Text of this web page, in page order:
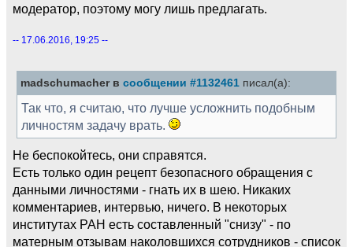
модератор, поэтому могу лишь предлагать.
-- 17.06.2016, 19:25 --
madschumacher в сообщении #1132461 писал(а):
Так что, я считаю, что лучше усложнить подобным
личностям задачу врать.
Не беспокойтесь, они справятся.
Есть только один рецепт безопасного обращения с
данными личностями - гнать их в шею. Никаких
комментариев, интервью, ничего. В некоторых
институтах РАН есть составленный "снизу" - по
матерным отзывам наколовшихся сотрудников - список